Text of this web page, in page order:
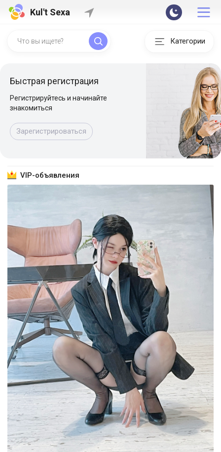
Kul't Sexa
Категории
Быстрая регистрация
Регистрируйтесь и начинайте
знакомиться
Зарегистрироваться
VIP-объявления